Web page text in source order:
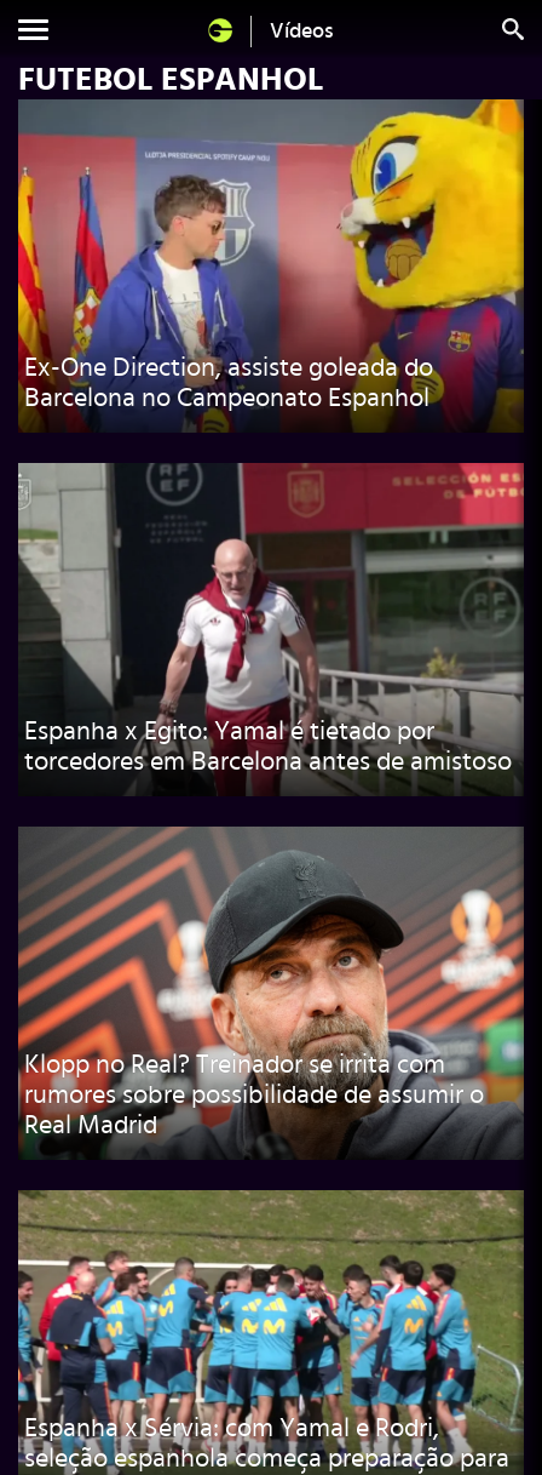
Vídeos
FUTEBOL ESPANHOL
Ex-One Direction, assiste goleada do
Barcelona no Campeonato Espanhol
Espanha x Egito: Yamal é tietado por
torcedores em Barcelona antes de amistoso
Klopp no Real? Treinador se irrita com
rumores sobre possibilidade de assumir o
Real Madrid
Espanha x Sérvia: com Yamal e Rodri,
seleção espanhola começa preparação para